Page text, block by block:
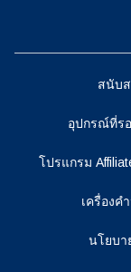
สนับ
อุปกรณ์ที่ร
โปรแกรม
เครื่อง
นโยบา